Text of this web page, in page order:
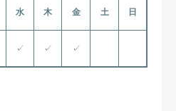
水 木 金 土 日
✓ ✓ ✓